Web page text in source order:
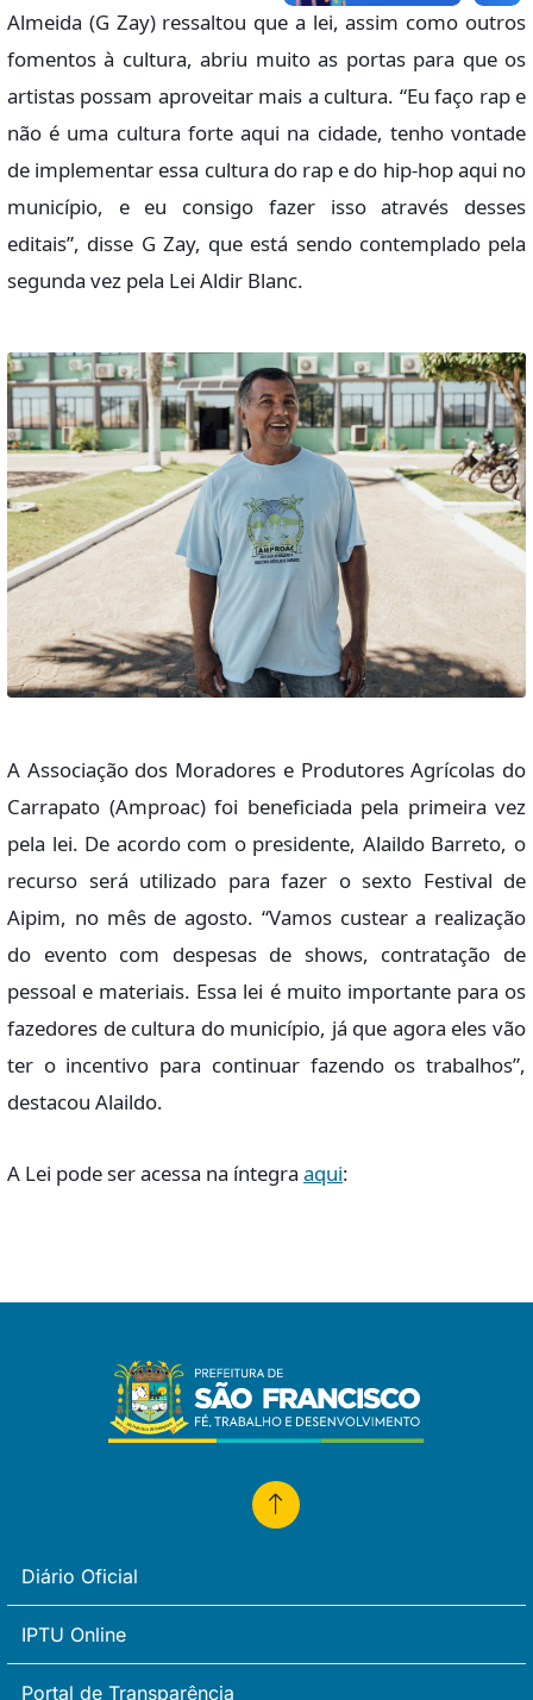
Almeida (G Zay) ressaltou que a lei, assim como outros
fomentos à cultura, abriu muito as portas para que os
artistas possam aproveitar mais a cultura. “Eu faço rap e
não é uma cultura forte aqui na cidade, tenho vontade
de implementar essa cultura do rap e do hip-hop aqui no
município, e eu consigo fazer isso através desses
editais”, disse G Zay, que está sendo contemplado pela
segunda vez pela Lei Aldir Blanc.
A Associação dos Moradores e Produtores Agrícolas do
Carrapato (Amproac) foi beneficiada pela primeira vez
pela lei. De acordo com o presidente, Alaildo Barreto, o
recurso será utilizado para fazer o sexto Festival de
Aipim, no mês de agosto. “Vamos custear a realização
do evento com despesas de shows, contratação de
pessoal e materiais. Essa lei é muito importante para os
fazedores de cultura do município, já que agora eles vão
ter o incentivo para continuar fazendo os trabalhos”,
destacou Alaildo.
A Lei pode ser acessa na íntegra aqui:
Diário Oficial
IPTU Online
Portal de Transparência